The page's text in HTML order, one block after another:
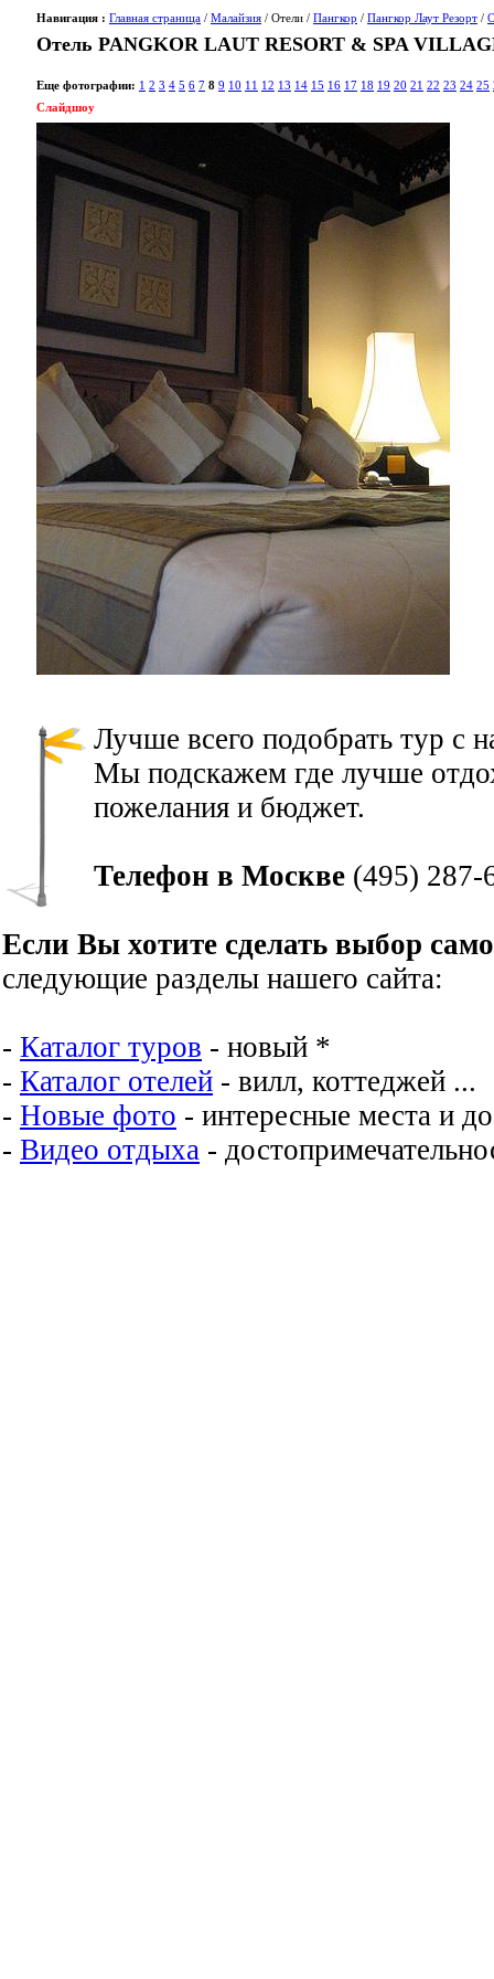
Навигация : Главная страница / Малайзия / Отели / Пангкор / Пангкор Лаут Резорт /
Отель PANGKOR LAUT RESORT & SPA
Еще фотографии: 1 2 3 4 5 6 7 8 9 10 11 12 13 14 15 16 17 18 19 20 21 22 23 24 25
Слайдшоу
Лучше всего подобрать тур с
Мы подскажем где лучше
пожелания и бюджет.
Телефон в Москве (495) 287-
Если Вы хотите сделать выбор
следующие разделы нашего сайта:
- Каталог туров - новый *
- Каталог отелей - вилл, коттеджей ...
- Новые фото - интересные места и
- Видео отдыха -